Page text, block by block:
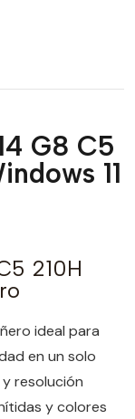
G8 C5
11
210H
ideal para
en un solo
resolución
y colores